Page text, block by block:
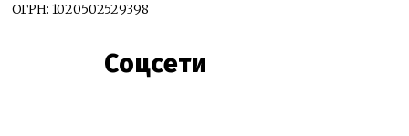
ОГРН: 1020502529398
Соцсети